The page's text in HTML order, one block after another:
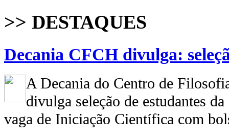
>> DESTAQUES
Decania CFCH divulga:
A Decania do Centro de
divulga seleção de estudantes
vaga de Iniciação Científica com